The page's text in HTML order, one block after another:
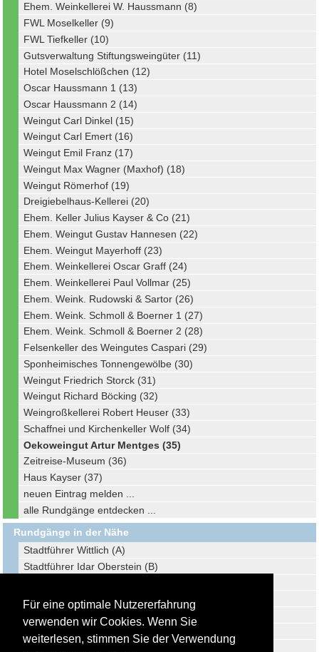
Für eine optimale Nutzererfahrung
verwenden wir Cookies. Wenn Sie
weiterlesen, stimmen Sie der Verwendung
Ehem. Weinkellerei W. Haussmann (8)
FWL Moselkeller (9)
FWL Tiefkeller (10)
Gutsverwaltung Stiftungsweingüter (11)
Hotel Moselschlößchen (12)
Oscar Haussmann 1 (13)
Oscar Haussmann 2 (14)
Weingut Carl Dinkel (15)
Weingut Carl Emert (16)
Weingut Emil Franz (17)
Weingut Max Wagner (Maxhof) (18)
Weingut Römerhof (19)
Dreigiebelhaus-Kellerei (20)
Ehem. Keller Julius Kayser & Co (21)
Ehem. Weingut Gustav Hannesen (22)
Ehem. Weingut Mayerhoff (23)
Ehem. Weinkellerei Oscar Graff (24)
Ehem. Weinkellerei Paul Vollmar (25)
Ehem. Weink. Rudowski & Sartor (26)
Ehem. Weink. Schmoll & Boerner 1 (27)
Ehem. Weink. Schmoll & Boerner 2 (28)
Felsenkeller des Weingutes Caspari (29)
Sponheimisches Tonnengewölbe (30)
Weingut Friedrich Storck (31)
Weingut Richard Böcking (32)
Weingroßkellerei Robert Heuser (33)
Schaffnei und Kirchenkeller Wolf (34)
Oekoweingut Artur Mentges (35)
Zeitreise-Museum (36)
Haus Kayser (37)
neuen Eintrag melden ...
alle Rundgänge entdecken ...
Rundgänge in der Nähe
Stadtführer Wittlich (A)
Stadtführer Idar Oberstein (B)
Stadtführer Trier (D)
Stadtführer Bitburg (E)
Regionsführer Baumholder (G)